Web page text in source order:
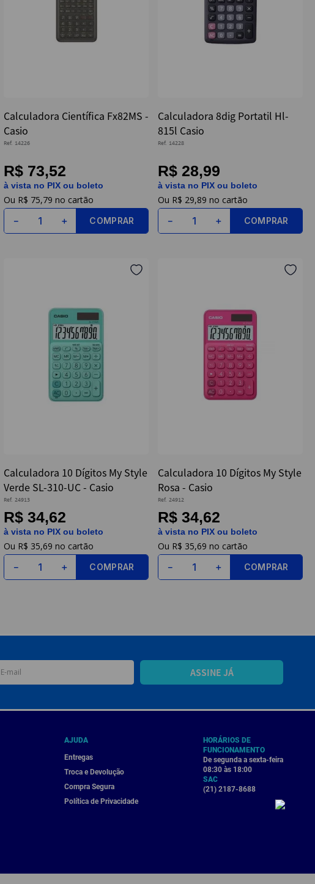
Calculadora Científica Fx82MS -
Casio
Ref. 14226
R$ 73,52
à vista no PIX ou boleto
R$ 75,79
＋
－ COMPRAR
Calculadora 8dig Portatil Hl-
815l Casio
Ref. 14228
R$ 28,99
à vista no PIX ou boleto
R$ 29,89
＋
－ COMPRAR
Calculadora 10 Dígitos My Style
Verde SL-310-UC - Casio
Ref. 24913
R$ 34,62
à vista no PIX ou boleto
R$ 35,69
＋
－ COMPRAR
Calculadora 10 Dígitos My Style
Rosa - Casio
Ref. 24912
R$ 34,62
à vista no PIX ou boleto
R$ 35,69
＋
－ COMPRAR
ASSINE JÁ
AJUDA
Entregas
Troca e Devolução
Compra Segura
Política de Privacidade
HORÁRIOS DE
FUNCIONAMENTO
De segunda a sexta-feira
08:30 às 18:00
SAC
(21) 2187-8688